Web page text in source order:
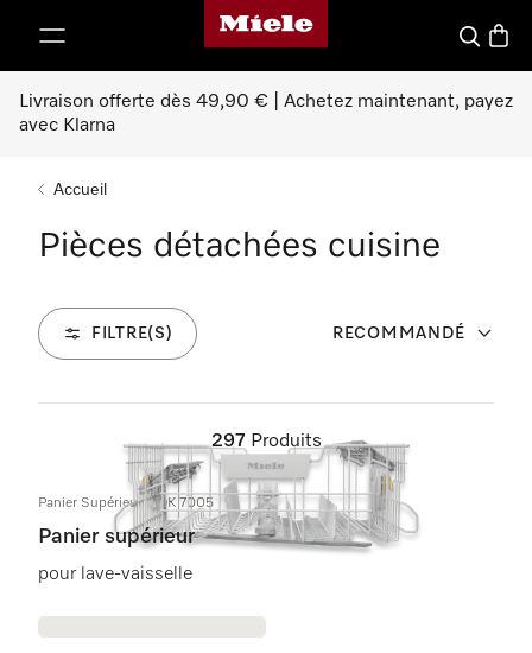
Page d'accueil Miele
Search
Livraison offerte dès 49,90 € | Achetez maintenant, payez
avec Klarna
Accueil
Pièces détachées cuisine
FILTRE(S) RECOMMANDÉ
297 Produits
Panier Supérieur GOK 7005
Panier supérieur
pour lave-vaisselle